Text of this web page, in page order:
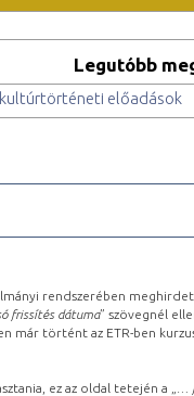
Legutóbb
kultúrtörténeti előadások
rendszerében
frissítés dátuma” szövegnél
már történt az ETR-ben
ez az oldal tetején a „ …